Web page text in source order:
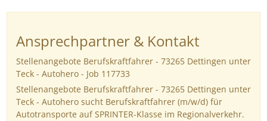
Ansprechpartner & Kontakt
Stellenangebote Berufskraftfahrer - 73265 Dettingen unter
Teck - Autohero - Job 117733
Stellenangebote Berufskraftfahrer - 73265 Dettingen unter
Teck - Autohero sucht Berufskraftfahrer (m/w/d) für
Autotransporte auf SPRINTER-Klasse im Regionalverkehr.